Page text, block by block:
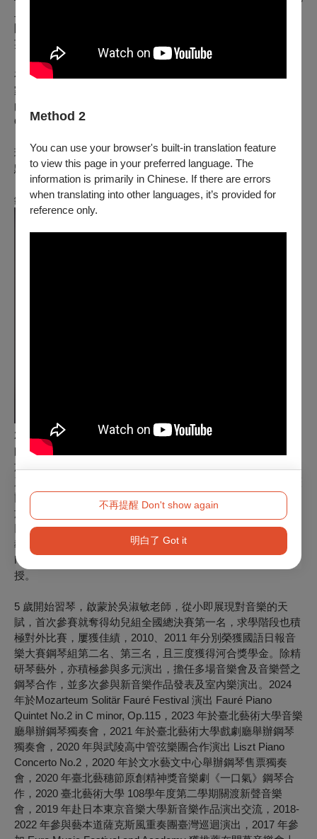
Method 2
You can use your browser's built-in translation feature
to view this page in your preferred language. The
information is primarily in Chinese. If there are errors
when translating into other languages, it’s provided for
reference only.
不再提醒 Don't show again
明白了 Got it
英團，也曾與救國團幼獅管樂團、師大管樂隊合作演出。
在荷留學期間積極參與室內樂以及現代音樂活動，曾與荷蘭國
家歌劇學院（Dutch National Opera Academy ）、韓國當代作
曲家Seung-Won Oh演出。2024年九月將與海牙現代樂團
Oeknal於荷蘭烏特列支Gaudeamus音樂節演出。
現為米特薩克斯風重奏團、藝本道薩克斯風重奏團、每週po一
點薩克斯風（@weekly.sax）團員。任教於淡江中學音樂班。
鋼琴｜林怡靜
2017 畢業於桃園武陵高中音樂班，主修鋼琴，師事許明娟老
師、鄭登琬老師；副修長笛，師事 吳思芳老師，2021 年畢業
於臺北藝術大學音樂學系，隨後以榜首考取臺北藝術大學音樂
系研究所，主修鋼琴，師事范姜毅教授，2023年考取奧地利薩
爾茲堡莫札特音樂大學 Universität Mozarteum Salzburg ，並
於 2024 年更獲聘擔任助教，於教學相長中精進琴藝，2025年
以最高分1.0於取得鋼琴演奏碩士學位，師承 Andreas Weber
教授，現在就讀德國明斯特音樂學院Musikhochschule
Münster最高演奏文憑Konzertexamen ，師承Heribert Koch教
授。
5 歲開始習琴，啟蒙於吳淑敏老師，從小即展現對音樂的天
賦，首次參賽就奪得幼兒組全國總決賽第一名，求學階段也積
極對外比賽，屢獲佳績，2010、2011 年分別榮獲國語日報音
樂大賽鋼琴組第二名、第三名，且三度獲得河合獎學金。除精
研琴藝外，亦積極參與多元演出，擔任多場音樂會及音樂營之
鋼琴合作，並多次參與新音樂作品發表及室內樂演出。2024
年於Mozarteum Solitär Fauré Festival 演出 Fauré Piano
Quintet No.2 in C minor, Op.115，2023 年於臺北藝術大學音樂
廳舉辦鋼琴獨奏會，2021 年於臺北藝術大學戲劇廳舉辦鋼琴
獨奏會，2020 年與武陵高中管弦樂團合作演出 Liszt Piano
Concerto No.2，2020 年於文水藝文中心舉辦鋼琴售票獨奏
會，2020 年臺北藝穗節原創精神獎音樂劇《一口氣》鋼琴合
作，2020 臺北藝術大學 108學年度第二學期關渡新聲音樂
會，2019 年赴日本東京音樂大學新音樂作品演出交流，2018-
2022 年參與藝本道薩克斯風重奏團臺灣巡迴演出，2017 年參